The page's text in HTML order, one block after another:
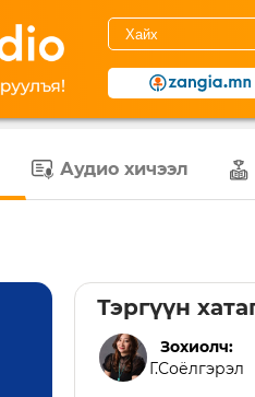
Аудио хичээл
Тэргүүн
Зохиолч:
Г.Соёлгэрэл